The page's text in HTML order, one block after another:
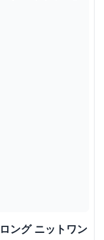
ング ニットワン